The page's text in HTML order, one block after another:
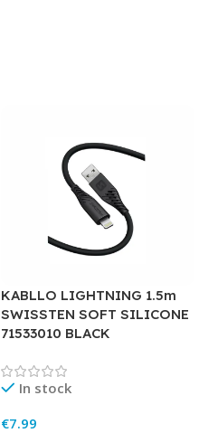
KABLLO LIGHTNING 1.5m
SWISSTEN SOFT SILICONE
71533010 BLACK
In stock
€7.99